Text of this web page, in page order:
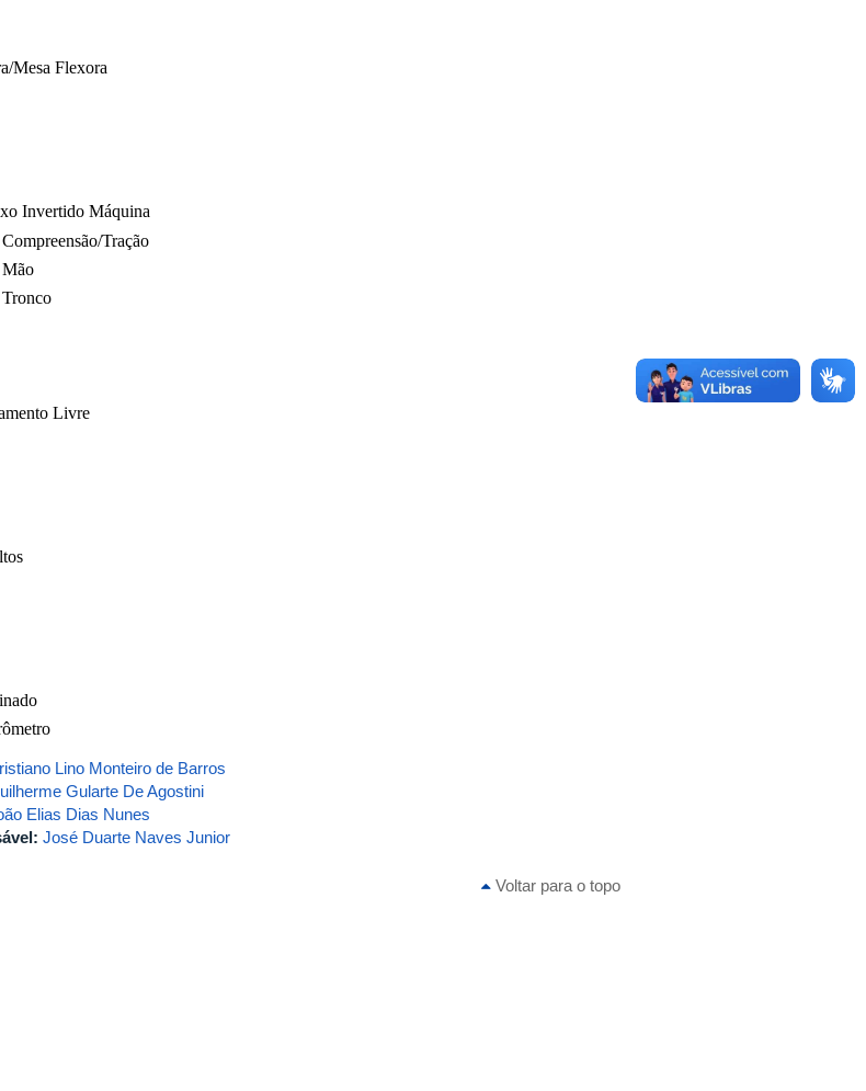
Mesa Flexora
Invertido Máquina
Tração
Livre
Lino Monteiro de Barros
Gularte De Agostini
Elias Dias Nunes
José Duarte Naves Junior
Voltar para o topo